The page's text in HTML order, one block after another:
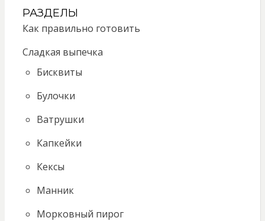
РАЗДЕЛЫ
Как правильно готовить
Сладкая выпечка
Бисквиты
Булочки
Ватрушки
Капкейки
Кексы
Манник
Морковный пирог